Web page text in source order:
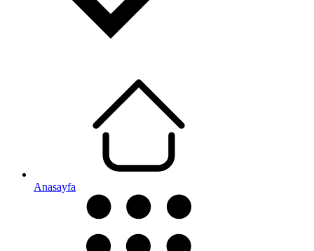
Anasayfa